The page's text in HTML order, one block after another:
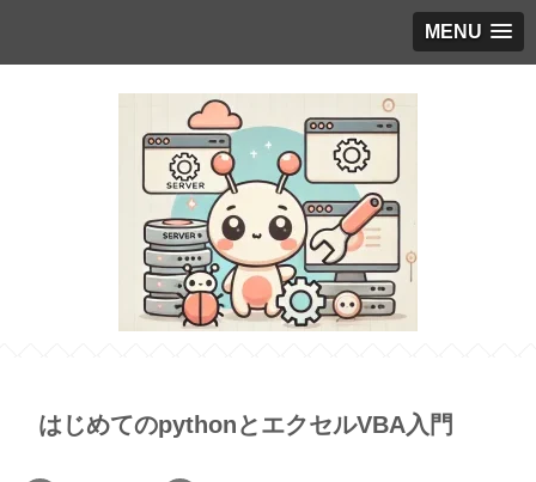
MENU
はじめてのpythonとエクセルVBA入門